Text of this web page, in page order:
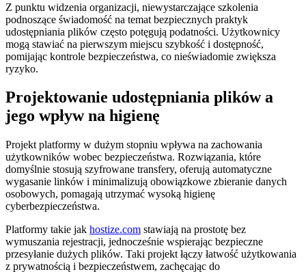
Z punktu widzenia organizacji, niewystarczające szkolenia
podnoszące świadomość na temat bezpiecznych praktyk
udostępniania plików często potęgują podatności. Użytkownicy
mogą stawiać na pierwszym miejscu szybkość i dostępność,
pomijając kontrole bezpieczeństwa, co nieświadomie zwiększa
ryzyko.
Projektowanie udostępniania plików a
jego wpływ na higienę
Projekt platformy w dużym stopniu wpływa na zachowania
użytkowników wobec bezpieczeństwa. Rozwiązania, które
domyślnie stosują szyfrowane transfery, oferują automatyczne
wygasanie linków i minimalizują obowiązkowe zbieranie danych
osobowych, pomagają utrzymać wysoką higienę
cyberbezpieczeństwa.
Platformy takie jak hostize.com stawiają na prostotę bez
wymuszania rejestracji, jednocześnie wspierając bezpieczne
przesyłanie dużych plików. Taki projekt łączy łatwość użytkowania
z prywatnością i bezpieczeństwem, zachęcając do